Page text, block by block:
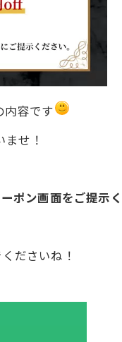
内容です
せ！
ポン画面をご提示く
ださいね！